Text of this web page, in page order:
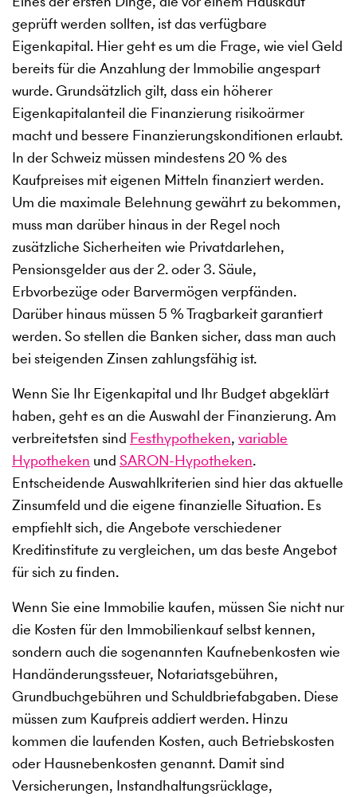
geprüft werden sollten, ist das verfügbare
Eigenkapital. Hier geht es um die Frage, wie viel Geld
bereits für die Anzahlung der Immobilie angespart
wurde. Grundsätzlich gilt, dass ein höherer
Eigenkapitalanteil die Finanzierung risikoärmer
macht und bessere Finanzierungskonditionen erlaubt.
In der Schweiz müssen mindestens 20 % des
Kaufpreises mit eigenen Mitteln finanziert werden.
Um die maximale Belehnung gewährt zu bekommen,
muss man darüber hinaus in der Regel noch
zusätzliche Sicherheiten wie Privatdarlehen,
Pensionsgelder aus der 2. oder 3. Säule,
Erbvorbezüge oder Barvermögen verpfänden.
Darüber hinaus müssen 5 % Tragbarkeit garantiert
werden. So stellen die Banken sicher, dass man auch
bei steigenden Zinsen zahlungsfähig ist.
Wenn Sie Ihr Eigenkapital und Ihr Budget abgeklärt
haben, geht es an die Auswahl der Finanzierung. Am
verbreitetsten sind Festhypotheken, variable
Hypotheken und SARON-Hypotheken.
Entscheidende Auswahlkriterien sind hier das aktuelle
Zinsumfeld und die eigene finanzielle Situation. Es
empfiehlt sich, die Angebote verschiedener
Kreditinstitute zu vergleichen, um das beste Angebot
für sich zu finden.
Wenn Sie eine Immobilie kaufen, müssen Sie nicht nur
die Kosten für den Immobilienkauf selbst kennen,
sondern auch die sogenannten Kaufnebenkosten wie
Handänderungssteuer, Notariatsgebühren,
Grundbuchgebühren und Schuldbriefabgaben. Diese
müssen zum Kaufpreis addiert werden. Hinzu
kommen die laufenden Kosten, auch Betriebskosten
oder Hausnebenkosten genannt. Damit sind
Versicherungen, Instandhaltungsrücklage,